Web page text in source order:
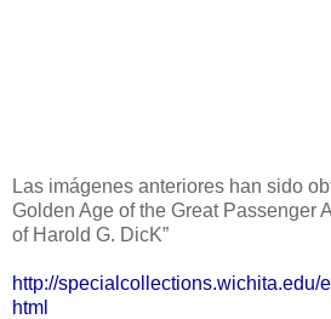
Las imágenes anteriores han sido
Golden Age of the Great Passenger
of Harold G. DicK”
http://specialcollections.wichita.edu/
html